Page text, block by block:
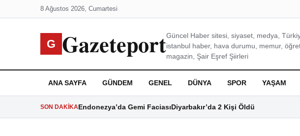
8 Ağustos 2026, Cumartesi
G GazeteportGüncel Haber sitesi, siyaset, medya,
istanbul haber, hava durumu, memur,
magazin, Şair Eşref Şiirleri
ANA SAYFA GÜNDEM GENEL DÜNYA SPOR YAŞAM
SON DAKIKAEndonezya’da Gemi FaciasıDiyarbakır’da 2 Kişi Öldü